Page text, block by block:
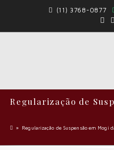
(11) 3768-0877
Regularização de
» Regularização de Suspensão em Mogi